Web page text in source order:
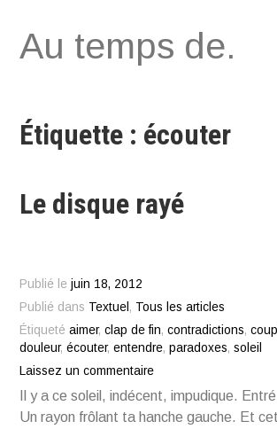
au
Au temps de.
Étiquette : écouter
Le disque rayé
Publié lejuin 18, 2012
Publié dans Textuel , Tous les articles
Étiquetéaimer,clap de fin,contradictions,
douleur,écouter,entendre,paradoxes,soleil
Laissez un commentaire
Il y a ce soleil, indécent, impudique.
Un rayon frôlant ta hanche gauche. Et